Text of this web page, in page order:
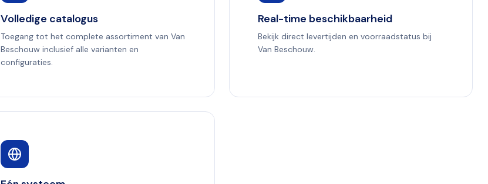
Volledige catalogus
Toegang tot het complete assortiment van Van
Beschouw inclusief alle varianten en
configuraties.
Real-time beschikbaarheid
Bekijk direct levertijden en voorraadstatus bij
Van Beschouw.